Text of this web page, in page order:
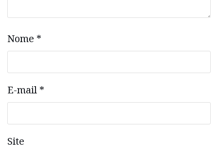
Nome *
E-mail *
Site